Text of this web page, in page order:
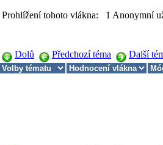
Prohlížení tohoto vlákna: 1 Anonymní
Dolů Předchozí téma Další